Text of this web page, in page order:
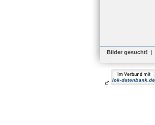
Bilder gesucht! |